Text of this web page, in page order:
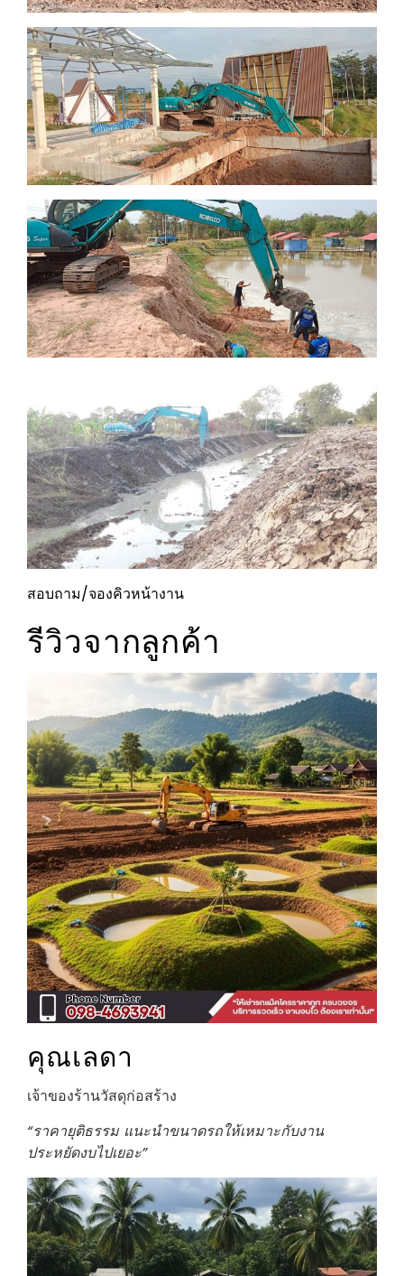
สอบถาม/จองคิวหน้างาน
รีวิวจากลูกค้า
คุณเลดา
เจ้าของร้านวัสดุก่อสร้าง
“ราคายุติธรรม แนะนำขนาดรถให้เหมาะกับงาน
ประหยัดงบไปเยอะ”